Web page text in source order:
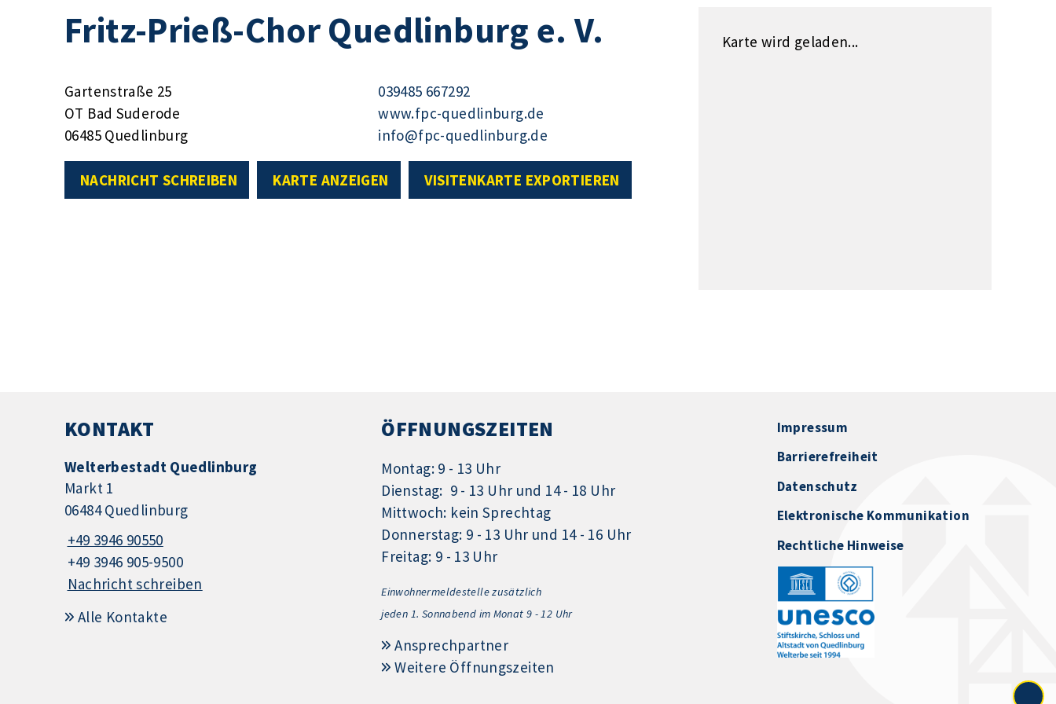
Fritz-Prieß-Chor Quedlinburg e. V.
Gartenstraße 25
OT Bad Suderode
06485 Quedlinburg
039485 667292
www.fpc-quedlinburg.de
info@fpc-quedlinburg.de
NACHRICHT SCHREIBEN KARTE ANZEIGEN VISITENKARTE EXPORTIEREN
Karte wird geladen...
KONTAKT
Welterbestadt Quedlinburg
Markt 1
06484 Quedlinburg
+49 3946 90550
+49 3946 905-9500
Nachricht schreiben
Alle Kontakte
ÖFFNUNGSZEITEN
Montag: 9 - 13 Uhr
Dienstag: 9 - 13 Uhr und 14 - 18 Uhr
Mittwoch: kein Sprechtag
Donnerstag: 9 - 13 Uhr und 14 - 16 Uhr
Freitag: 9 - 13 Uhr
Einwohnermeldestelle zusätzlich
jeden 1. Sonnabend im Monat 9 - 12 Uhr
Ansprechpartner
Weitere Öffnungszeiten
Impressum
Barrierefreiheit
Datenschutz
Elektronische Kommunikation
Rechtliche Hinweise